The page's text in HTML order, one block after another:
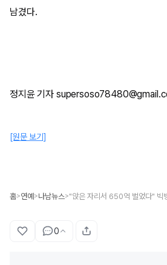
남겼다.
정지윤 기자
[원문 보기]
홈>연예 >나남뉴스>
0